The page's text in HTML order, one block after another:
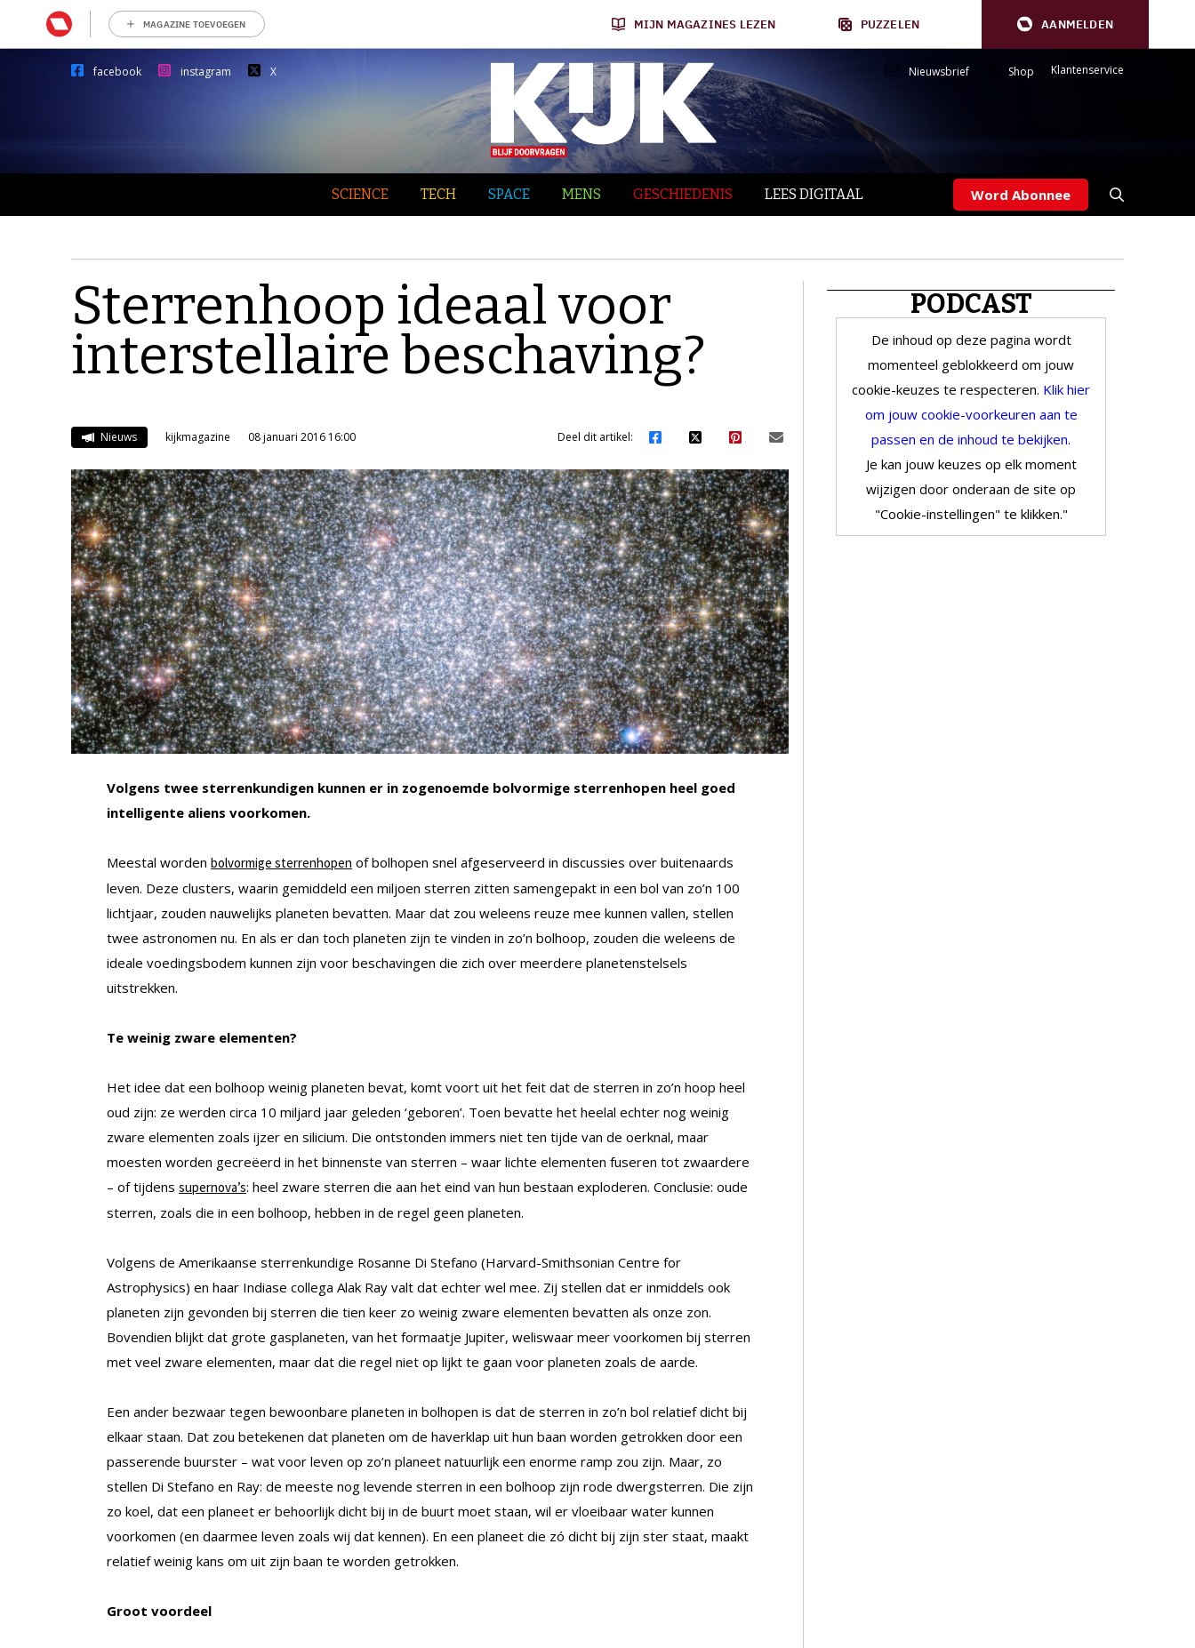
MAGAZINE TOEVOEGEN MIJN MAGAZINES LEZEN PUZZELEN AANMELDEN
facebook instagram X Nieuwsbrief Shop Klantenservice
SCIENCE TECH SPACE MENS GESCHIEDENIS LEES DIGITAAL Word Abonnee
Sterrenhoop ideaal voor
interstellaire beschaving?
Nieuws kijkmagazine 08 januari 2016 16:00 Deel dit artikel:
Volgens twee sterrenkundigen kunnen er in zogenoemde bolvormige sterrenhopen heel goed
intelligente aliens voorkomen.
Meestal worden bolvormige sterrenhopen of bolhopen snel afgeserveerd in discussies over buitenaards
leven. Deze clusters, waarin gemiddeld een miljoen sterren zitten samengepakt in een bol van zo’n 100
lichtjaar, zouden nauwelijks planeten bevatten. Maar dat zou weleens reuze mee kunnen vallen, stellen
twee astronomen nu. En als er dan toch planeten zijn te vinden in zo’n bolhoop, zouden die weleens de
ideale voedingsbodem kunnen zijn voor beschavingen die zich over meerdere planetenstelsels
uitstrekken.
Te weinig zware elementen?
Het idee dat een bolhoop weinig planeten bevat, komt voort uit het feit dat de sterren in zo’n hoop heel
oud zijn: ze werden circa 10 miljard jaar geleden ‘geboren’. Toen bevatte het heelal echter nog weinig
zware elementen zoals ijzer en silicium. Die ontstonden immers niet ten tijde van de oerknal, maar
moesten worden gecreëerd in het binnenste van sterren – waar lichte elementen fuseren tot zwaardere
– of tijdens supernova’s: heel zware sterren die aan het eind van hun bestaan exploderen. Conclusie: oude
sterren, zoals die in een bolhoop, hebben in de regel geen planeten.
Volgens de Amerikaanse sterrenkundige Rosanne Di Stefano (Harvard-Smithsonian Centre for
Astrophysics) en haar Indiase collega Alak Ray valt dat echter wel mee. Zij stellen dat er inmiddels ook
planeten zijn gevonden bij sterren die tien keer zo weinig zware elementen bevatten als onze zon.
Bovendien blijkt dat grote gasplaneten, van het formaatje Jupiter, weliswaar meer voorkomen bij sterren
met veel zware elementen, maar dat die regel niet op lijkt te gaan voor planeten zoals de aarde.
Een ander bezwaar tegen bewoonbare planeten in bolhopen is dat de sterren in zo’n bol relatief dicht bij
elkaar staan. Dat zou betekenen dat planeten om de haverklap uit hun baan worden getrokken door een
passerende buurster – wat voor leven op zo’n planeet natuurlijk een enorme ramp zou zijn. Maar, zo
stellen Di Stefano en Ray: de meeste nog levende sterren in een bolhoop zijn rode dwergsterren. Die zijn
zo koel, dat een planeet er behoorlijk dicht bij in de buurt moet staan, wil er vloeibaar water kunnen
voorkomen (en daarmee leven zoals wij dat kennen). En een planeet die zó dicht bij zijn ster staat, maakt
relatief weinig kans om uit zijn baan te worden getrokken.
Groot voordeel
PODCAST
De inhoud op deze pagina wordt
momenteel geblokkeerd om jouw
cookie-keuzes te respecteren. Klik hier
om jouw cookie-voorkeuren aan te
passen en de inhoud te bekijken.
Je kan jouw keuzes op elk moment
wijzigen door onderaan de site op
"Cookie-instellingen" te klikken."